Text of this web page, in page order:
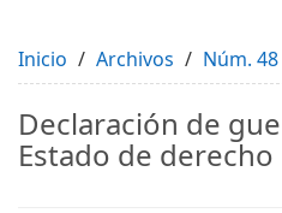
Inicio Archivos Núm.
Declaración de
Estado de derecho